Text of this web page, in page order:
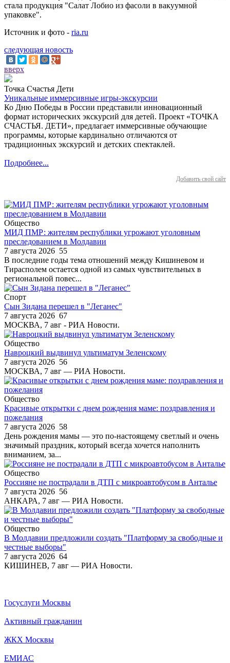
стала продукция "Салат Лобио из фасоли в вакуумной
упаковке".
Источник и фото - ria.ru
следующая новость
вверх
Точка Счастья Дети
Уникальные иммерсивные игры-экскурсии
Ко Дню Победы в России представили инновационный
формат исторических экскурсий для детей. Проект «ТОЧКА
СЧАСТЬЯ. ДЕТИ», предлагает иммерсивные обучающие
программы, которые кардинально отличаются от
традиционных экскурсий и детских спектаклей.
Подробнее...
Добавить свой сайт
Общество
МИД ПМР: жителям республики угрожают уголовным
преследованием в Молдавии
7 августа 2026 55
В последние годы тема отношений между Кишиневом и
Тирасполем остается одной из самых чувствительных в
региональной повес...
Спорт
Сын Зидана перешел в "Леганес"
7 августа 2026 67
МОСКВА, 7 авг - РИА Новости.
Общество
Навроцкий выдвинул ультиматум Зеленскому
7 августа 2026 56
МОСКВА, 7 авг — РИА Новости.
Общество
Красивые открытки с днем рождения маме: поздравления и
пожелания
7 августа 2026 58
День рождения мамы — это по-настоящему светлый и очень
значимый праздник, который всегда хочется наполнить
вниманием, за...
Общество
Россияне не пострадали в ДТП с микроавтобусом в Анталье
7 августа 2026 56
АНКАРА, 7 авг — РИА Новости.
Общество
В Молдавии предложили создать "Платформу за свободные и
честные выборы"
7 августа 2026 64
КИШИНЕВ, 7 авг — РИА Новости.
Госуслуги Москвы
Активный гражданин
ЖКХ Москвы
ЕМИАС